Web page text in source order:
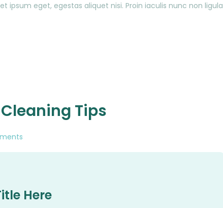
ipsum eget, egestas aliquet nisi. Proin iaculis nunc non ligula
Tips
Here